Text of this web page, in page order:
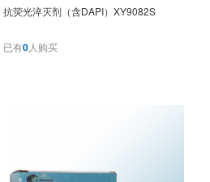
抗荧光淬灭剂（含DAPI）XY9082S
已有0人购买